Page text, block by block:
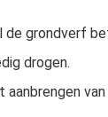
de grondverf
drogen.
van